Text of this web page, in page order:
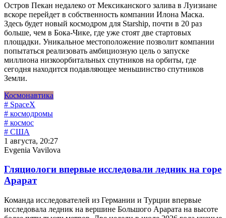
Остров Пекан недалеко от Мексиканского залива в Луизиане
вскоре перейдет в собственность компании Илона Маска.
Здесь будет новый космодром для Starship, почти в 20 раз
больше, чем в Бока-Чике, где уже стоят две стартовых
площадки. Уникальное местоположение позволит компании
попытаться реализовать амбициозную цель о запуске
миллиона низкоорбитальных спутников на орбиты, где
сегодня находится подавляющее меньшинство спутников
Земли.
Космонавтика
# SpaceX
# космодромы
# космос
# США
1 августа, 20:27
Evgenia Vavilova
Гляциологи впервые исследовали ледник на горе
Арарат
Команда исследователей из Германии и Турции впервые
исследовала ледник на вершине Большого Арарата на высоте